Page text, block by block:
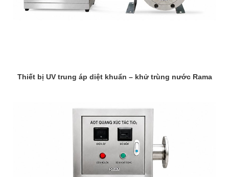
Thiết bị UV trung áp diệt khuẩn – khử trùng nước Rama